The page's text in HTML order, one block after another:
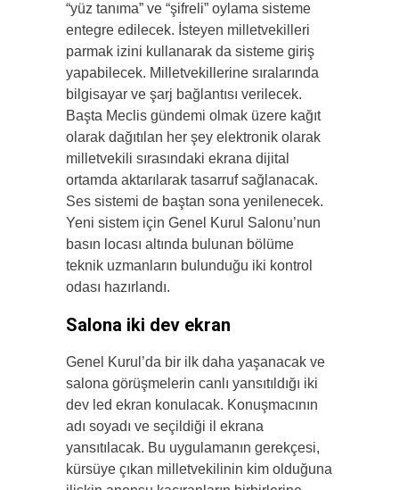
“yüz tanıma” ve “şifreli” oylama sisteme
entegre edilecek. İsteyen milletvekilleri
parmak izini kullanarak da sisteme giriş
yapabilecek. Milletvekillerine sıralarında
bilgisayar ve şarj bağlantısı verilecek.
Başta Meclis gündemi olmak üzere kağıt
olarak dağıtılan her şey elektronik olarak
milletvekili sırasındaki ekrana dijital
ortamda aktarılarak tasarruf sağlanacak.
Ses sistemi de baştan sona yenilenecek.
Yeni sistem için Genel Kurul Salonu’nun
basın locası altında bulunan bölüme
teknik uzmanların bulunduğu iki kontrol
odası hazırlandı.
Salona iki dev ekran
Genel Kurul’da bir ilk daha yaşanacak ve
salona görüşmelerin canlı yansıtıldığı iki
dev led ekran konulacak. Konuşmacının
adı soyadı ve seçildiği il ekrana
yansıtılacak. Bu uygulamanın gerekçesi,
kürsüye çıkan milletvekilinin kim olduğuna